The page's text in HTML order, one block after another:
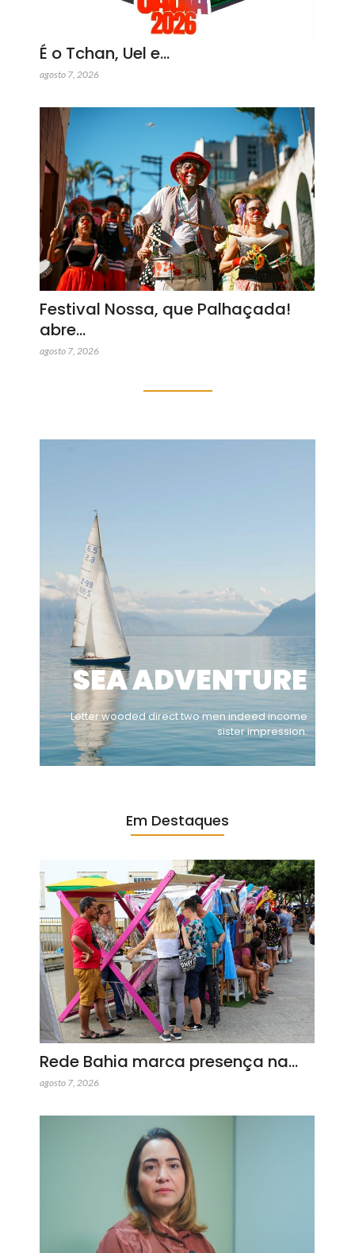
É o Tchan, Uel e…
agosto 7, 2026
Festival Nossa, que Palhaçada!
abre…
agosto 7, 2026
SEA ADVENTURE
Letter wooded direct two men indeed income
sister impression.
Em Destaques
Rede Bahia marca presença na…
agosto 7, 2026